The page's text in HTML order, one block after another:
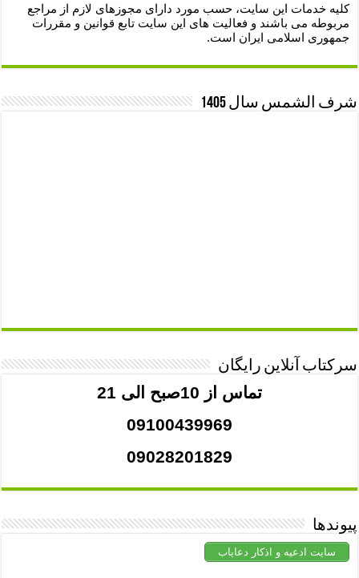
کلیه خدمات این سایت، حسب مورد دارای مجوزهای لازم از مراجع
مربوطه می باشند و فعالیت های این سایت تابع قوانین و مقررات
جمهوری اسلامی ایران است.
شرف الشمس سال 1405
سرکتاب آنلاین رایگان
تماس از 10صبح الی 21
09100439969
09028201829
پیوندها
سایت ادعیه و اذکار دعایاب